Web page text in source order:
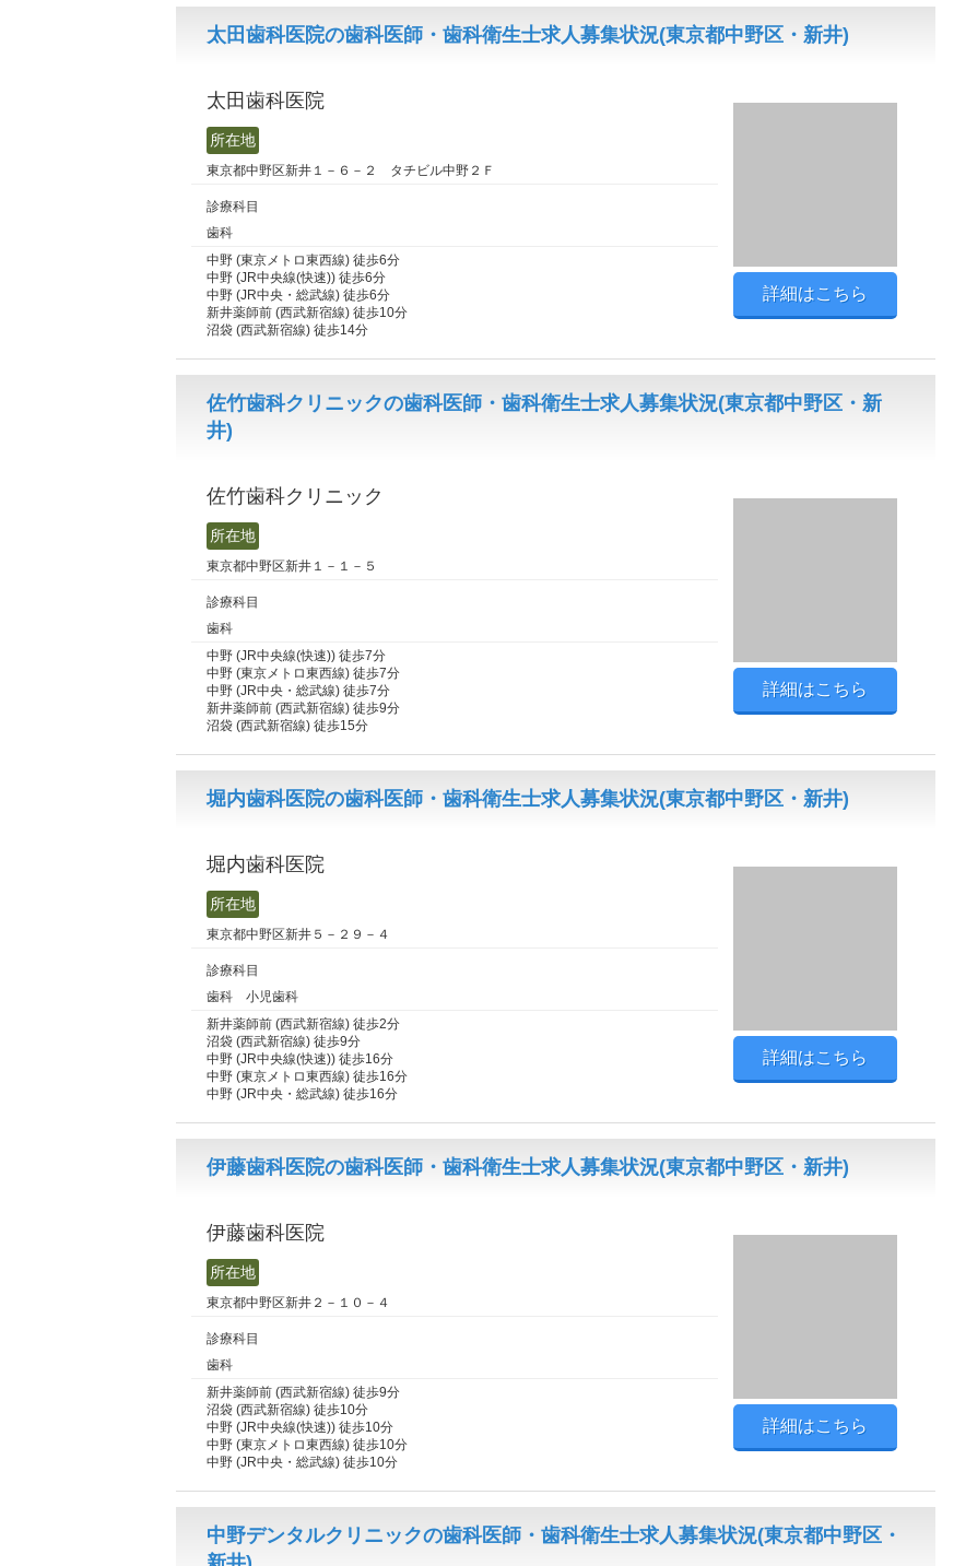
太田歯科医院の歯科医師・歯科衛生士求人募集状況(東京都中野区・新井)
太田歯科医院
詳細はこちら
所在地
東京都中野区新井１－６－２ タチビル中野２Ｆ
診療科目
歯科
中野 (東京メトロ東西線) 徒歩6分
中野 (JR中央線(快速)) 徒歩6分
中野 (JR中央・総武線) 徒歩6分
新井薬師前 (西武新宿線) 徒歩10分
沼袋 (西武新宿線) 徒歩14分
佐竹歯科クリニックの歯科医師・歯科衛生士求人募集状況(東京都中野区・新
井)
佐竹歯科クリニック
詳細はこちら
所在地
東京都中野区新井１－１－５
診療科目
歯科
中野 (JR中央線(快速)) 徒歩7分
中野 (東京メトロ東西線) 徒歩7分
中野 (JR中央・総武線) 徒歩7分
新井薬師前 (西武新宿線) 徒歩9分
沼袋 (西武新宿線) 徒歩15分
堀内歯科医院の歯科医師・歯科衛生士求人募集状況(東京都中野区・新井)
堀内歯科医院
詳細はこちら
所在地
東京都中野区新井５－２９－４
診療科目
歯科 小児歯科
新井薬師前 (西武新宿線) 徒歩2分
沼袋 (西武新宿線) 徒歩9分
中野 (JR中央線(快速)) 徒歩16分
中野 (東京メトロ東西線) 徒歩16分
中野 (JR中央・総武線) 徒歩16分
伊藤歯科医院の歯科医師・歯科衛生士求人募集状況(東京都中野区・新井)
伊藤歯科医院
詳細はこちら
所在地
東京都中野区新井２－１０－４
診療科目
歯科
新井薬師前 (西武新宿線) 徒歩9分
沼袋 (西武新宿線) 徒歩10分
中野 (JR中央線(快速)) 徒歩10分
中野 (東京メトロ東西線) 徒歩10分
中野 (JR中央・総武線) 徒歩10分
中野デンタルクリニックの歯科医師・歯科衛生士求人募集状況(東京都中野区・